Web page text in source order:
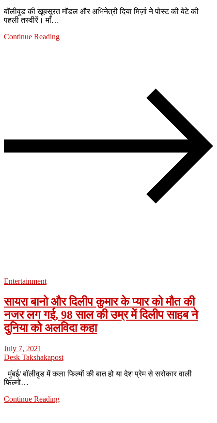
बॉलीवुड की खूबसूरत मॉडल और अभिनेत्री दिया मिर्ज़ा ने पोस्ट की बेटे की
पहली तस्वीरें। माँ…
Continue Reading
Entertainment
सायरा बानो और दिलीप कुमार के प्यार को मौत की
नजर लग गई, 98 साल की उम्र में दिलीप साहब ने
दुनिया को अलविदा कहा
July 7, 2021
Desk Takshakapost
मुंबई/ बॉलीवुड में कला फिल्मों की बात हो या देश प्रेम से सरोकार वाली
फिल्मों…
Continue Reading